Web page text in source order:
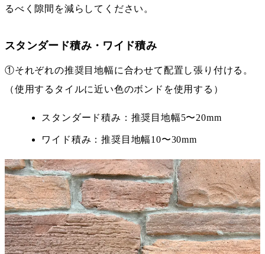
るべく隙間を減らしてください。
スタンダード積み・ワイド積み
①それぞれの推奨目地幅に合わせて配置し張り付ける。
（使用するタイルに近い色のボンドを使用する）
スタンダード積み：推奨目地幅5〜20mm
ワイド積み：推奨目地幅10〜30mm